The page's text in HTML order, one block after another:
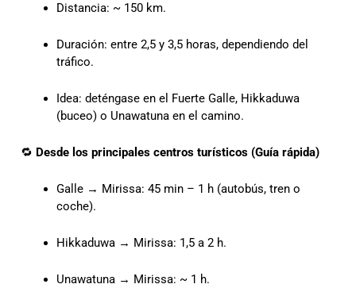
Distancia: ~ 150 km.
Duración: entre 2,5 y 3,5 horas, dependiendo del
tráfico.
Idea: deténgase en el Fuerte Galle, Hikkaduwa
(buceo) o Unawatuna en el camino.
🔁 Desde los principales centros turísticos (Guía rápida)
Galle → Mirissa: 45 min – 1 h (autobús, tren o
coche).
Hikkaduwa → Mirissa: 1,5 a 2 h.
Unawatuna → Mirissa: ~ 1 h.